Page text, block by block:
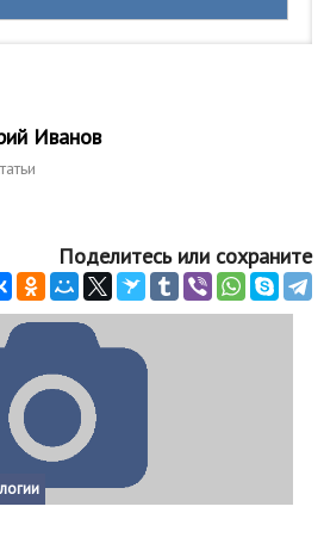
Иванов
Поделитесь или сохраните